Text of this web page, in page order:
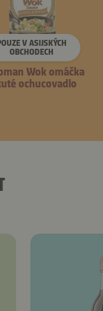
V ASIJSKÝCH
OBCHODECH
Wok omáčka
ochucovadlo